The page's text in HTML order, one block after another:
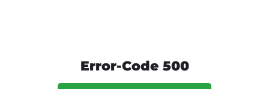
Error-Code 500